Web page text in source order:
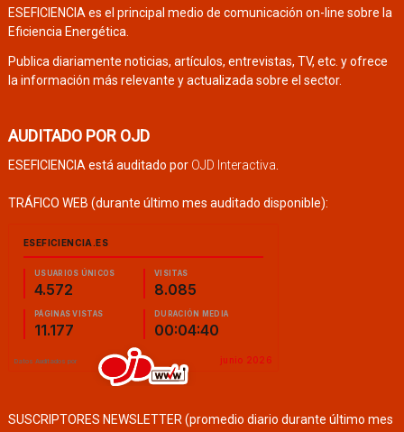
ESEFICIENCIA es el principal medio de comunicación on-line sobre la
Eficiencia Energética.
Publica diariamente noticias, artículos, entrevistas, TV, etc. y ofrece
la información más relevante y actualizada sobre el sector.
AUDITADO POR OJD
ESEFICIENCIA está auditado por OJD Interactiva
TRÁFICO WEB (durante último mes auditado disponible):
SUSCRIPTORES NEWSLETTER (promedio diario durante último mes